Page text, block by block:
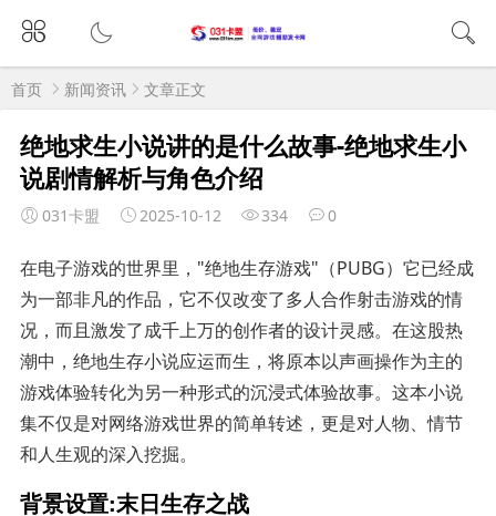
首页 新闻资讯 文章正文
绝地求生小说讲的是什么故事-绝地求生小
说剧情解析与角色介绍
031卡盟 2025-10-12 334 0
在电子游戏的世界里，"绝地生存游戏"（PUBG）它已经成
为一部非凡的作品，它不仅改变了多人合作射击游戏的情
况，而且激发了成千上万的创作者的设计灵感。在这股热
潮中，绝地生存小说应运而生，将原本以声画操作为主的
游戏体验转化为另一种形式的沉浸式体验故事。这本小说
集不仅是对网络游戏世界的简单转述，更是对人物、情节
和人生观的深入挖掘。
背景设置:末日生存之战